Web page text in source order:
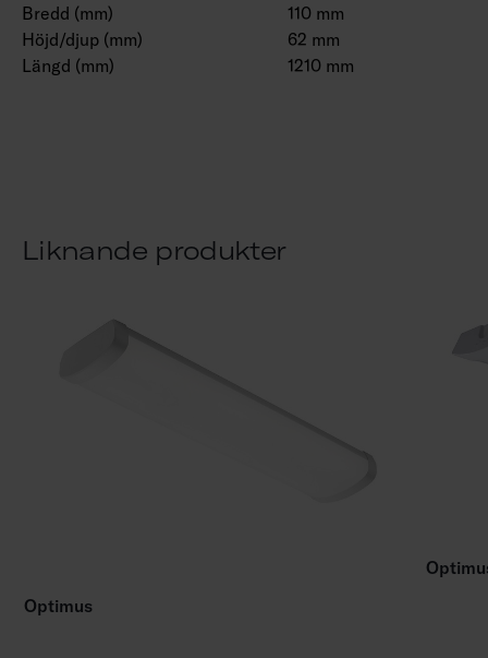
Bredd (mm)
110 mm
Höjd/djup (mm)
62 mm
Längd (mm)
1210 mm
Liknande produkter
Optimus